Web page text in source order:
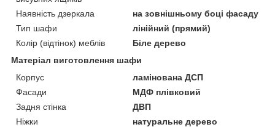
Наявність дзеркала
на зовнішньому боці фасаду
Тип шафи
лінійний (прямий)
Колір (відтінок) меблів
Біле дерево
Матеріал виготовлення шафи
Корпус
ламінована ДСП
Фасади
МДФ плівковий
Задня стінка
ДВП
Ніжки
натуральне дерево